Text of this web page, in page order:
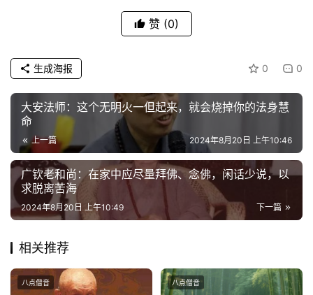
纪
佛
教
艺
术
政
法
赞 (0)
0 0
生成海报
大安法师：这个无明火一但起来，就会烧掉你的法身慧
命
上一篇 2024年8月20日 上午10:46
广钦老和尚：在家中应尽量拜佛、念佛，闲话少说，以
求脱离苦海
下一篇
2024年8月20日 上午10:49
相关推荐
八点僧音 八点僧音